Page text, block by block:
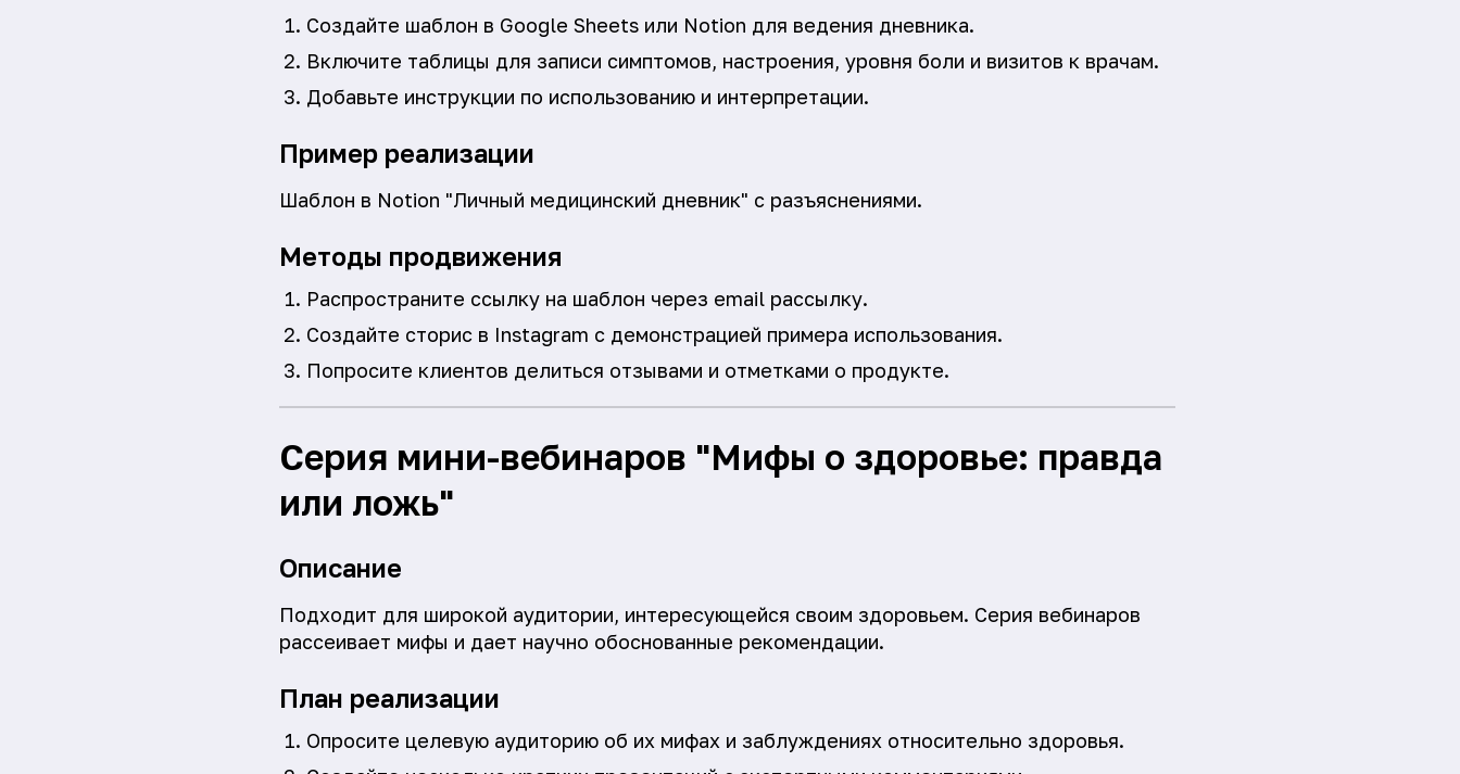
Создайте шаблон в Google Sheets или Notion для ведения дневника.
Включите таблицы для записи симптомов, настроения, уровня боли и визитов к врачам.
Добавьте инструкции по использованию и интерпретации.
Пример реализации
Шаблон в Notion "Личный медицинский дневник" с разъяснениями.
Методы продвижения
Распространите ссылку на шаблон через email рассылку.
Создайте сторис в Instagram с демонстрацией примера использования.
Попросите клиентов делиться отзывами и отметками о продукте.
Серия мини-вебинаров "Мифы о здоровье: правда
или ложь"
Описание
Подходит для широкой аудитории, интересующейся своим здоровьем. Серия вебинаров
рассеивает мифы и дает научно обоснованные рекомендации.
План реализации
Опросите целевую аудиторию об их мифах и заблуждениях относительно здоровья.